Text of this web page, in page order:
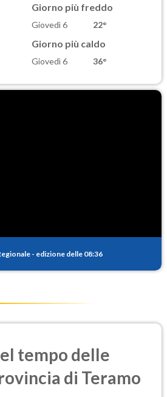
Giorno più freddo
Giovedì 6 22°
Giorno più caldo
Giovedì 6 36°
- edizione delle 08:36
tempo delle
di Teramo